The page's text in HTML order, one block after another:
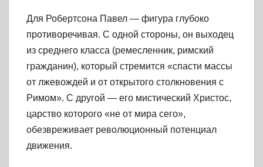
Для Робертсона Павел — фигура глубоко
противоречивая. С одной стороны, он выходец
из среднего класса (ремесленник, римский
гражданин), который стремится «спасти массы
от лжевождей и от открытого столкновения с
Римом». С другой — его мистический Христос,
царство которого «не от мира сего»,
обезвреживает революционный потенциал
движения.